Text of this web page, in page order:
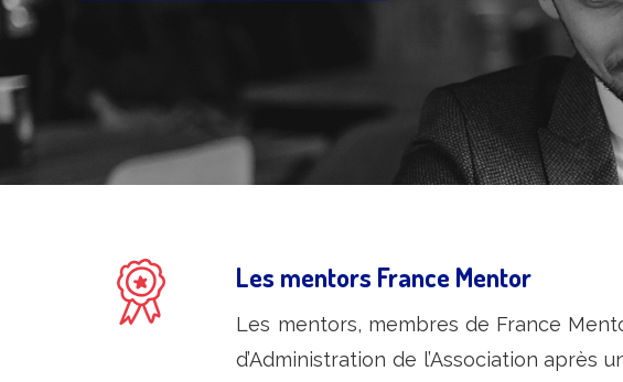
Les mentors France Mentor
Les mentors, membres de France
d’Administration de l’Association après